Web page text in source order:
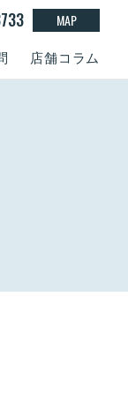
店舗コラム
MAP